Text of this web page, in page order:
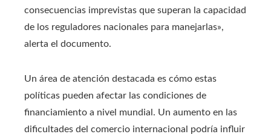
consecuencias imprevistas que superan la capacidad
de los reguladores nacionales para manejarlas»,
alerta el documento.
Un área de atención destacada es cómo estas
políticas pueden afectar las condiciones de
financiamiento a nivel mundial. Un aumento en las
dificultades del comercio internacional podría influir